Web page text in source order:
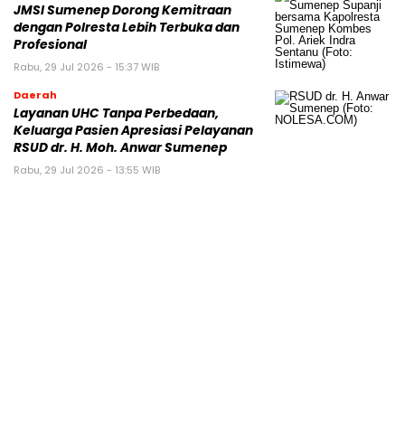
JMSI Sumenep Dorong Kemitraan
dengan Polresta Lebih Terbuka dan
Profesional
Rabu, 29 Jul 2026 - 15:37 WIB
Daerah
Layanan UHC Tanpa Perbedaan,
Keluarga Pasien Apresiasi Pelayanan
RSUD dr. H. Moh. Anwar Sumenep
Rabu, 29 Jul 2026 - 13:55 WIB